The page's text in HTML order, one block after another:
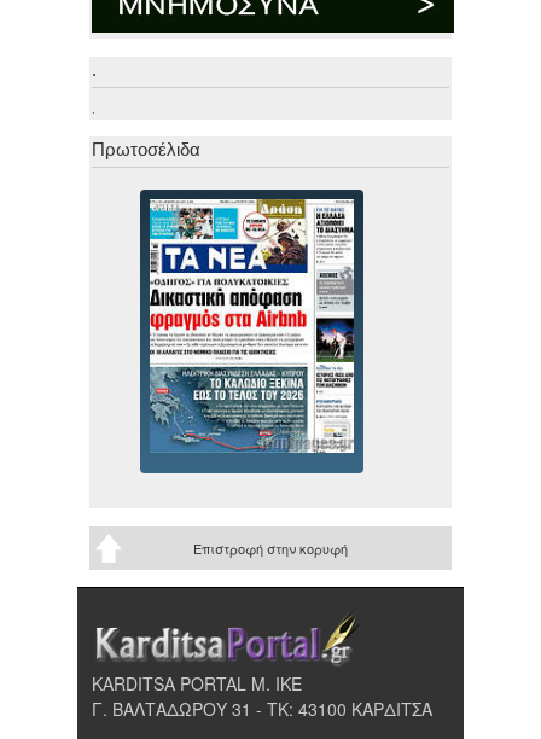
.
Πρωτοσέλιδα
Επιστροφή στην κορυφή
KARDITSA PORTAL Μ. ΙΚΕ
Γ. ΒΑΛΤΑΔΩΡΟΥ 31 - ΤΚ: 43100 ΚΑΡΔΙΤΣΑ